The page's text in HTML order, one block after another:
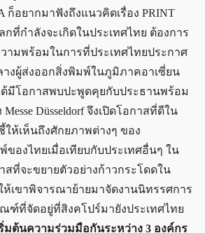
ก็อยากมาฟังถึงแนวคิดเรื่อง PRINT
ที่กำลังจะเกิดในประเทศไทย ต้องการ
ามพร้อมในการที่ประเทศไทยประกาศ
างผู้ส่งออกสิ่งพิมพ์ในภูมิภาคอาเซี่ยน
ด้มีโอกาสพบปะพูดคุยกับประธานพร้อม
Düsseldorf จึงเปิดโอกาสที่ดีใน
ห้เห็นถึงศักยภาพต่างๆ ของ
องไทยเมื่อเทียบกับประเทศอื่นๆ ใน
สที่จะขยายตัวอย่างก้าวกระโดดใน
เขาพิจารณาย้ายมาจัดงานนิทรรศการ
ฑ์ที่จัดอยู่ที่สิงคโปร์มายังประเทศไทย
มต้นความร่วมมือกันระหว่าง 3 องค์กร